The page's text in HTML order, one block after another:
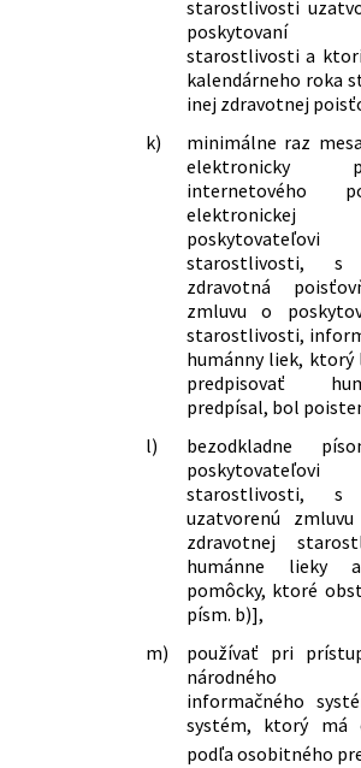
podmienkach
zdravotníckych
dietetických
verejného
zmene a doplnení
v znení neskorších
sa menia a
Zákon, ktorým sa v
vlnou pandémie
menia a dopĺňajú
oblasti
Zákon, ktorým sa
č. 578/2004 Z. z. o
zdravotnej
zdravotníckych
stavovských
zdravotníctve a o
niektorých zákonov
predpisov a ktorým
dopĺňajú niektoré
Zákon, ktorým sa
č. 177/2018 Z. z. o
opatreniach na
administratívnej
informačných
a o zmene a
zákonov (zákon
znení zákona č. 221/
sa menia a
starostlivosti
poskytovaní
starostlivosti a
kalendárneho roka
inej zdravotnej
k)
minimálne raz
elektronicky
internetového
elektronickej
starostlivosti,
zdravotná
zmluvu o
starostlivosti,
humánny liek, ktorý
predpisovať
predpísal, bol
l)
bezodkladne
starostlivosti,
uzatvorenú
zdravotnej
humánne lieky
pomôcky, ktoré
písm. b)],
m)
používať pri
národného
informačného
systém, ktorý má
podľa osobitného